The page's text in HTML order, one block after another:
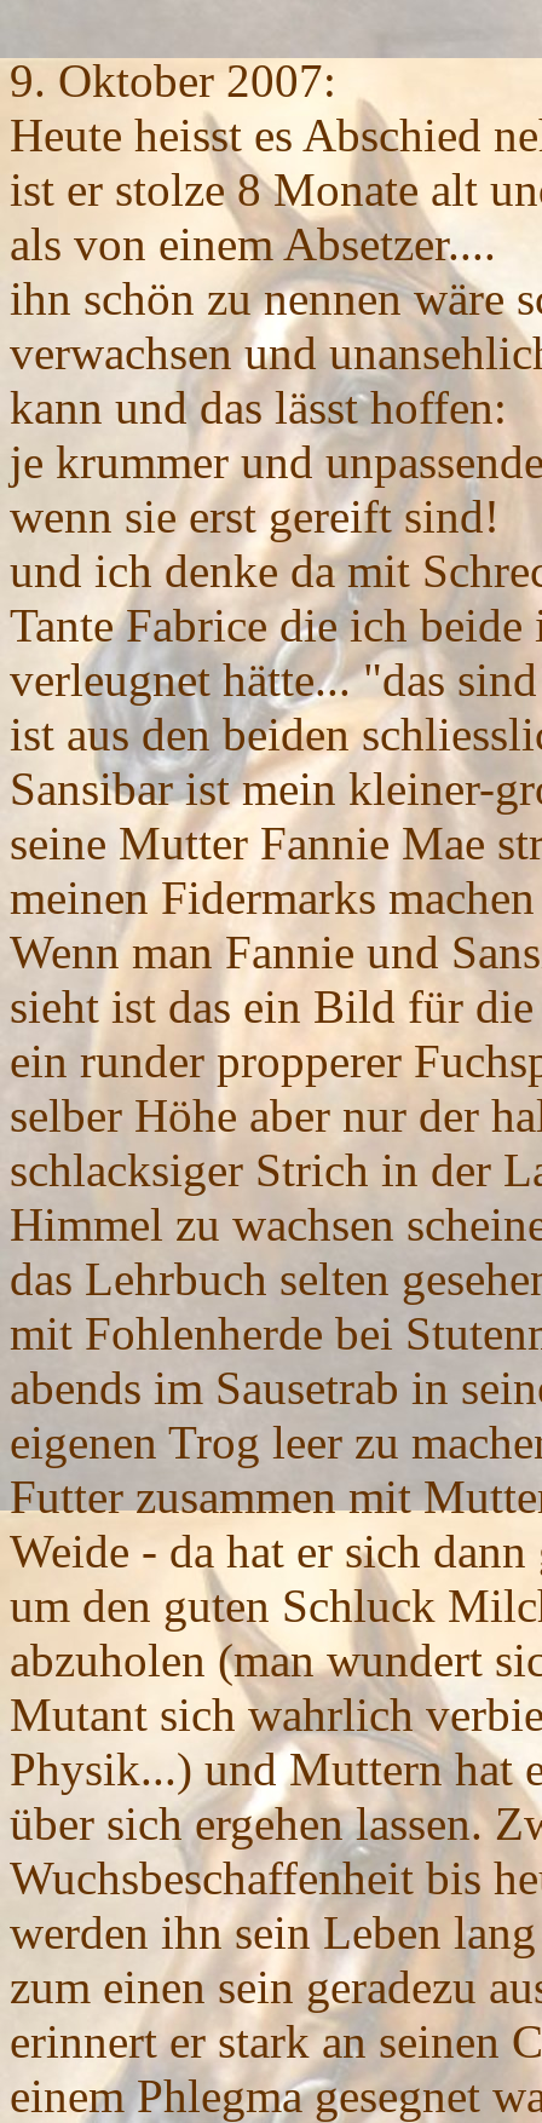
9. Oktober 2007:
Heute heisst es Abschied
ist er stolze 8 Monate alt
als von einem Absetzer....
ihn schön zu nennen wäre
verwachsen und
kann und das lässt hoffen:
je krummer und
wenn sie erst gereift sind!
und ich denke da mit
Tante Fabrice die ich
verleugnet hätte... "das
ist aus den beiden
Sansibar ist mein kleiner-
seine Mutter Fannie Mae
meinen Fidermarks
Wenn man Fannie und
sieht ist das ein Bild für
ein runder propperer
selber Höhe aber nur der
schlacksiger Strich in der
Himmel zu wachsen
das Lehrbuch selten
mit Fohlenherde bei
abends im Sausetrab in
eigenen Trog leer zu
Futter zusammen mit
Weide - da hat er sich
um den guten Schluck
abzuholen (man wundert
Mutant sich wahrlich
Physik...) und Muttern hat
über sich ergehen lassen.
Wuchsbeschaffenheit bis
werden ihn sein Leben
zum einen sein geradezu
erinnert er stark an seinen
einem Phlegma gesegnet